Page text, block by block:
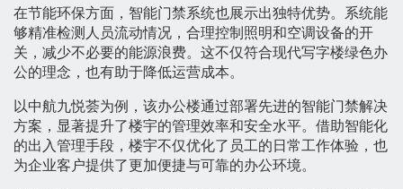
在节能环保方面，智能门禁系统也展示出独特优势。系统能
够精准检测人员流动情况，合理控制照明和空调设备的开
关，减少不必要的能源浪费。这不仅符合现代写字楼绿色办
公的理念，也有助于降低运营成本。
以中航九悦荟为例，该办公楼通过部署先进的智能门禁解决
方案，显著提升了楼宇的管理效率和安全水平。借助智能化
的出入管理手段，楼宇不仅优化了员工的日常工作体验，也
为企业客户提供了更加便捷与可靠的办公环境。